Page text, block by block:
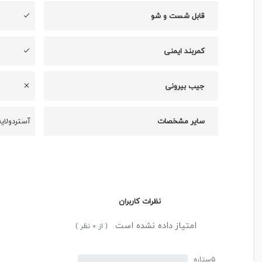
قابل شست و شو
کمربند ایمنی
جیب بیرونی
سایر مشخصات
نظرات کاربران
امتیاز داده نشده است ( از ۰ نظر )
۵ستاره